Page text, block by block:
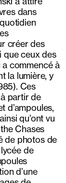
dans
créer des
que ceux des
commencé à
la lumière, y
Ces
partir de
d’ampoules,
qu’ont vu
Chases
de photos de
de
d’une